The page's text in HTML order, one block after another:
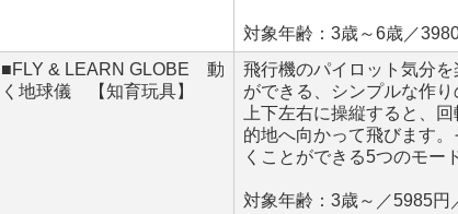
対象年齢：3歳～6歳／
■FLY & LEARN GLOBE 動
く地球儀 【知育玩具】
飛行機のパイロット気分
ができる、シンプルな作
上下左右に操縦すると、
的地へ向かって飛びます
くことができる5つのモー
対象年齢：3歳～／5985円